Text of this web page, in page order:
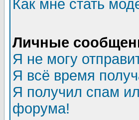
Как мне стать
Личные
Я не могу
Я всё время
Я получил спам
форума!